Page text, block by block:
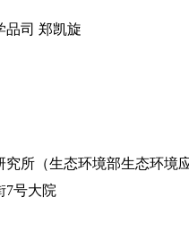
司 郑凯旋
所（生态环境部生态环境
号大院